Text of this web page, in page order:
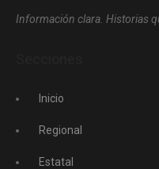
Información clara. Historias
Inicio
Regional
Estatal